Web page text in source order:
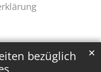
bezüglich
✕